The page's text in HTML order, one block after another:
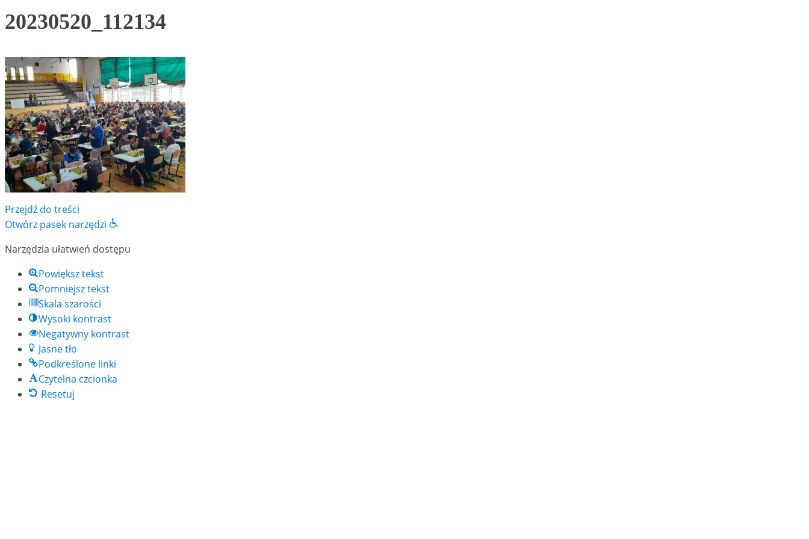
20230520_112134
Przejdź do treści
Otwórz pasek narzędzi
Narzędzia ułatwień dostępu
Powiększ tekst
Pomniejsz tekst
Skala szarości
Wysoki kontrast
Negatywny kontrast
Jasne tło
Podkreślone linki
Czytelna czcionka
Resetuj